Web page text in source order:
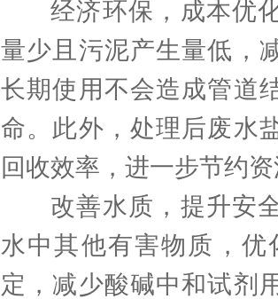
经济环保，成本优
量少且污泥产生量低，
长期使用不会造成管道
命。此外，处理后废水
回收效率，进一步节约资
改善水质，提升安
水中其他有害物质，
定，减少酸碱中和试剂